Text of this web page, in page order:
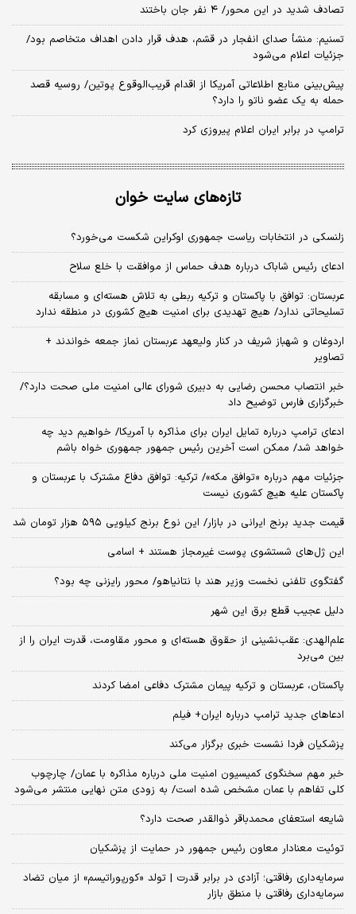
تصادف شدید در این محور/ ۴ نفر جان باختند
تسنیم: منشأ صدای انفجار در قشم، هدف قرار دادن اهداف متخاصم بود/
جزئیات اعلام می‌شود
پیش‌بینی منابع اطلاعاتی آمریکا از اقدام قریب‌الوقوع پوتین/ روسیه قصد
حمله به یک عضو ناتو را دارد؟
ترامپ در برابر ایران اعلام پیروزی کرد
تازه‌های سایت خوان
زلنسکی در انتخابات ریاست جمهوری اوکراین شکست می‌خورد؟
ادعای رئیس شاباک درباره هدف حماس از موافقت با خلع سلاح
عربستان: توافق با پاکستان و ترکیه ربطی به تلاش هسته‌ای و مسابقه
تسلیحاتی ندارد/ هیچ تهدیدی برای امنیت هیچ کشوری در منطقه ندارد
اردوغان و شهباز شریف در کنار ولیعهد عربستان نماز جمعه خواندند +
تصاویر
خبر انتصاب محسن رضایی به دبیری شورای عالی امنیت ملی صحت دارد؟/
خبرگزاری فارس توضیح داد
ادعای ترامپ درباره تمایل ایران برای مذاکره با آمریکا/ خواهیم دید چه
خواهد شد/ ممکن است آخرین رئیس‌ جمهور جمهوری خواه باشم
جزئیات مهم درباره «توافق مکه»/ ترکیه‌: توافق دفاع مشترک با عربستان و
پاکستان علیه هیچ کشوری نیست
قیمت جدید برنج ایرانی در بازار/ این نوع برنج کیلویی ۵۹۵ هزار تومان شد
این ژل‌های شستشوی پوست غیرمجاز هستند + اسامی
گفتگوی تلفنی نخست وزیر هند با نتانیاهو/ محور رایزنی چه بود؟
دلیل عجیب قطع برق این شهر
علم‌الهدی: عقب‌نشینی از حقوق هسته‌ای و محور مقاومت، قدرت ایران را از
بین می‌برد
پاکستان، عربستان و ترکیه پیمان مشترک دفاعی امضا کردند
ادعاهای جدید ترامپ درباره ایران+ فیلم
پزشکیان فردا نشست خبری برگزار می‌کند
خبر مهم سخنگوی کمیسیون امنیت ملی درباره مذاکره با عمان/ چارچوب
کلی تفاهم با عمان مشخص شده است/ به زودی متن نهایی منتشر می‌شود
شایعه استعفای محمدباقر ذوالقدر صحت دارد؟
توئیت معنادار معاون رئیس جمهور در حمایت از پزشکیان
سرمایه‌داری رفاقتی؛ آزادی در برابر قدرت | تولد «کورپوراتیسم» از میان تضاد
سرمایه‌داری رفاقتی با منطق بازار